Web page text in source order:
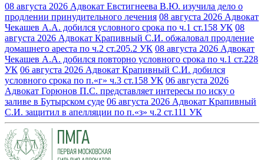
08 августа 2026 Адвокат Евстигнеева В.Ю. изучила дело о
продлении принудительного лечения 08 августа 2026 Адвокат
Чекашев А.А. добился условного срока по ч.1 ст.158 УК 08
августа 2026 Адвокат Крапивный С.И. обжаловал продление
домашнего ареста по ч.2 ст.205.2 УК 08 августа 2026 Адвокат
Чекашев А.А. добился повторно условного срока по ч.1 ст.228
УК 06 августа 2026 Адвокат Крапивный С.И. добился
условного срока по п.«г» ч.3 ст.158 УК 06 августа 2026
Адвокат Горюнов П.С. представляет интересы по иску о
заливе в Бутырском суде 06 августа 2026 Адвокат Крапивный
С.И. защитил в апелляции по п.«з» ч.2 ст.111 УК